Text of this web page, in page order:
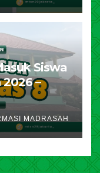
Siswa
–
MADRASAH